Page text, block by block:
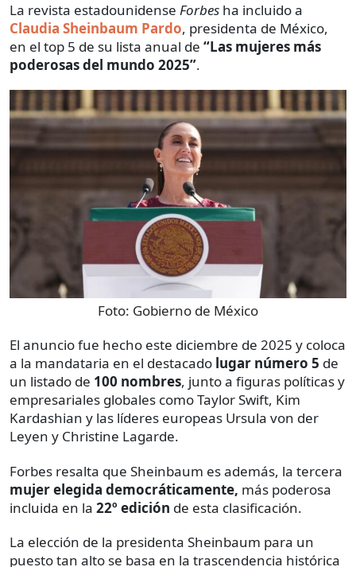
La revista estadounidense Forbes ha incluido a
Claudia Sheinbaum Pardo, presidenta de México,
en el top 5 de su lista anual de “Las mujeres más
poderosas del mundo 2025”.
Foto: Gobierno de México
El anuncio fue hecho este diciembre de 2025 y coloca
a la mandataria en el destacado lugar número 5 de
un listado de 100 nombres, junto a figuras políticas y
empresariales globales como Taylor Swift, Kim
Kardashian y las líderes europeas Ursula von der
Leyen y Christine Lagarde.
Forbes resalta que Sheinbaum es además, la tercera
mujer elegida democráticamente, más poderosa
incluida en la 22º edición de esta clasificación.
La elección de la presidenta Sheinbaum para un
puesto tan alto se basa en la trascendencia histórica